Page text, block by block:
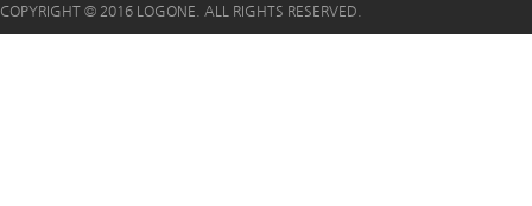
COPYRIGHT © 2016 LOGONE. ALL RIGHTS RESERVED.